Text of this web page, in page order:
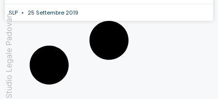
Studio Legale Padovan
SLP 25 Settembre 2019